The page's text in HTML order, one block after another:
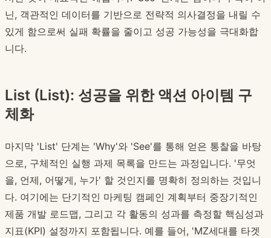
닌, 객관적인 데이터를 기반으로 전략적 의사결정을 내릴 수
있게 함으로써 실패 확률을 줄이고 성공 가능성을 극대화합
니다.
List (List): 성공을 위한 액션 아이템 구
체화
마지막 'List' 단계는 'Why'와 'See'를 통해 얻은 통찰을 바탕
으로, 구체적인 실행 과제 목록을 만드는 과정입니다. '무엇
을, 언제, 어떻게, 누가' 할 것인지를 명확히 정의하는 것입니
다. 여기에는 단기적인 마케팅 캠페인 계획부터 중장기적인
제품 개발 로드맵, 그리고 각 활동의 성과를 측정할 핵심성과
지표(KPI) 설정까지 포함됩니다. 예를 들어, 'MZ세대를 타겟